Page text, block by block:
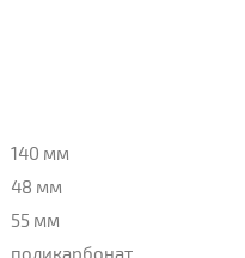
140 мм
48 мм
55 мм
поликарбонат